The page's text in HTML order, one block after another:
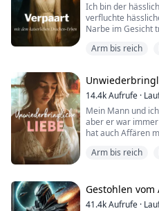
Ich bin der
verfluchte
Narbe im Gesicht
Respektlosigkeit
verschlossenen
Arm bis reich
14.4kAufrufe ·
Mein Mann und
aber er war
hat auch Affären
gewonnen,
geerbt! Zu
Arm bis reich
Gestohlen vom
41.4kAufrufe ·